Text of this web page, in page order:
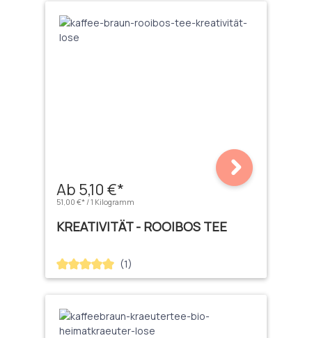
Ab 5,10 €*
51,00 €* / 1 Kilogramm
KREATIVITÄT - ROOIBOS TEE
Durchschnittliche Bewertung von 5 von 5 Sternen
(1)